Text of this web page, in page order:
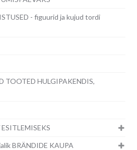
- figuurid ja kujud tordi
TOOTED HULGIPAKENDIS,
BRÄNDIDE KAUPA